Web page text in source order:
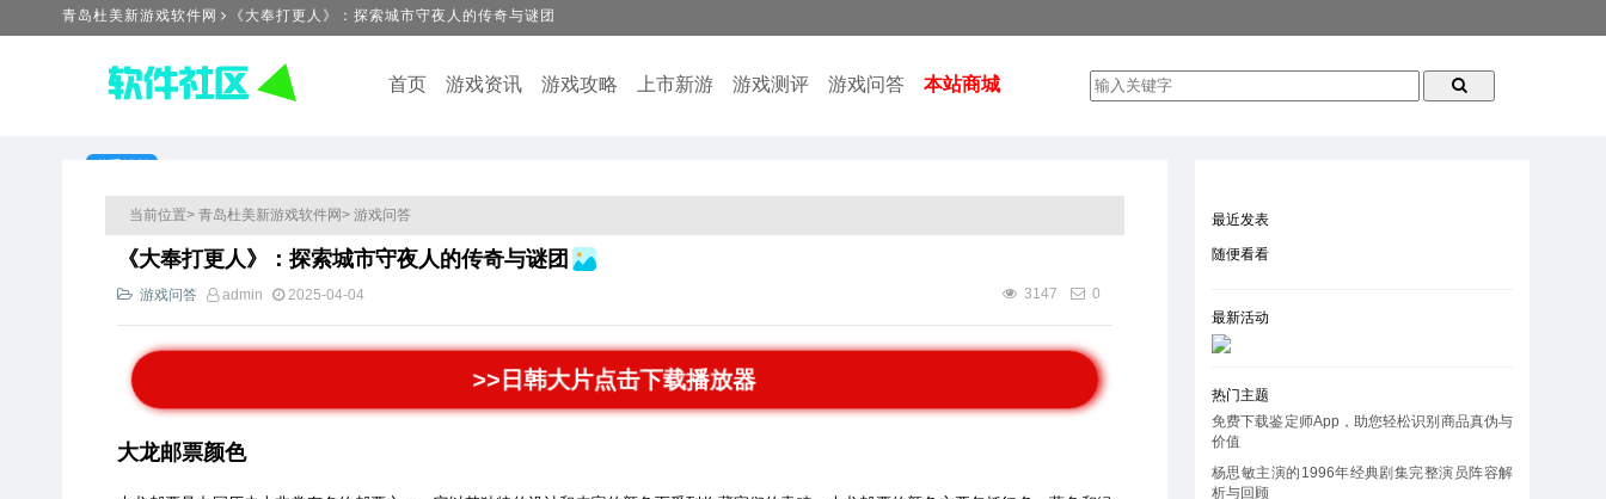
青岛杜美新游戏软件网 《大奉打更人》：探索城市守夜人的传奇与谜团
首页 游戏资讯 游戏攻略 上市新游 游戏测评 游戏问答 本站商城
当前位置> 青岛杜美新游戏软件网> 游戏问答
《大奉打更人》：探索城市守夜人的传奇与谜团
游戏问答 admin 2025-04-04 3147 0
>>日韩大片点击下载播放器
大龙邮票颜色
最近发表
随便看看
最新活动
热门主题
免费下载鉴定师App，助您轻松识别商品真伪与
价值
杨思敏主演的1996年经典剧集完整演员阵容解
析与回顾